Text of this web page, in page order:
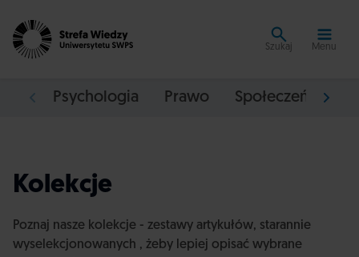
Szukaj Menu
Psychologia Prawo Społeczeństwo
Kolekcje
Poznaj nasze kolekcje - zestawy artykułów, starannie
wyselekcjonowanych , żeby lepiej opisać wybrane